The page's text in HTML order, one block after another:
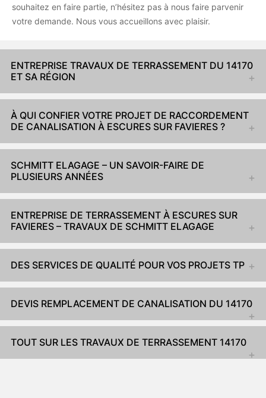
souhaitez en faire partie, n’hésitez pas à nous faire parvenir
votre demande. Nous vous accueillons avec plaisir.
ENTREPRISE TRAVAUX DE TERRASSEMENT DU 14170
ET SA RÉGION
À QUI CONFIER VOTRE PROJET DE RACCORDEMENT
DE CANALISATION À ESCURES SUR FAVIERES ?
SCHMITT ELAGAGE – UN SAVOIR-FAIRE DE
PLUSIEURS ANNÉES
ENTREPRISE DE TERRASSEMENT À ESCURES SUR
FAVIERES – TRAVAUX DE SCHMITT ELAGAGE
DES SERVICES DE QUALITÉ POUR VOS PROJETS TP
DEVIS REMPLACEMENT DE CANALISATION DU 14170
TOUT SUR LES TRAVAUX DE TERRASSEMENT 14170